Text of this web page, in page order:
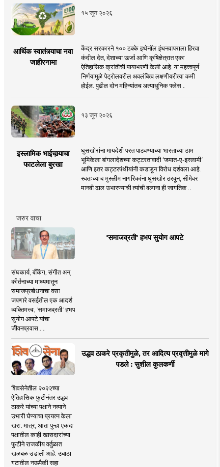
१५ जून २०२६
आर्थिक स्वातंत्र्याचा नवा
जाहीरनामा
केंद्र सरकारने १०० टक्के इथेनॉल इंधनवापराला हिरवा
कंदील देत, देशाच्या ऊर्जा आणि कृषिक्षेत्रात एका
ऐतिहासिक क्रांतीची पायाभरणी केली आहे. या महत्त्वपूर्ण
निर्णयामुळे पेट्रोलवरील अवलंबित्व लक्षणीयरीत्या कमी
होईल. पुढील दोन महिन्यांतच अत्याधुनिक फ्लेस ..
१३ जून २०२६
इस्लामिक भाईचार्‍याचा
फाटलेला बुरखा
घुसखोरांना मायदेशी परत पाठवण्याच्या भारताच्या ठाम
भूमिकेला बांगलादेशच्या कट्टरतावादी ‘जमात-ए-इस्लामी’
आणि इतर कट्टरपंथीयांनी कडाडून विरोध दर्शवला आहे.
स्वतःच्याच मुस्लीम नागरिकांना घुसखोर ठरवून, सीमेवर
मानवी ढाल उभारण्याची त्यांची वल्गना ही जागतिक ..
जरुर वाचा
'समाजव्रती' हभप सुयोग आपटे
संघकार्य, बँकिंग, संगीत अन्
कीर्तनाच्या माध्यमातून
समाजप्रबोधनाचा वसा
जपणारे वसईतील एक आदर्श
व्यक्तिमत्त्व, 'समाजव्रती' हभप
सुयोग आपटे यांचा
जीवनप्रवास.....
उद्धव ठाकरे प्रकृतीमुळे, तर आदित्य प्रवृत्तीमुळे मागे
पडले : सुशील कुलकर्णी
शिवसेनेतील २०२२च्या
ऐतिहासिक फुटीनंतर उद्धव
ठाकरे यांच्या पक्षाने नव्याने
उभारी घेण्याचा प्रयत्न केला
खरा. मात्र, आता पुन्हा एकदा
पक्षातील काही खासदारांच्या
फुटीने राजकीय वर्तुळात
खळबळ उडाली आहे. उबाठा
गटातील नऊपैकी सहा